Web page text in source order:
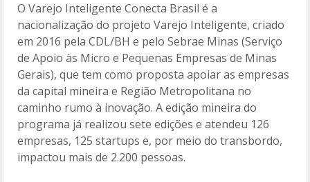
O Varejo Inteligente Conecta Brasil é a
nacionalização do projeto Varejo Inteligente, criado
em 2016 pela CDL/BH e pelo Sebrae Minas (Serviço
de Apoio às Micro e Pequenas Empresas de Minas
Gerais), que tem como proposta apoiar as empresas
da capital mineira e Região Metropolitana no
caminho rumo à inovação. A edição mineira do
programa já realizou sete edições e atendeu 126
empresas, 125 startups e, por meio do transbordo,
impactou mais de 2.200 pessoas.